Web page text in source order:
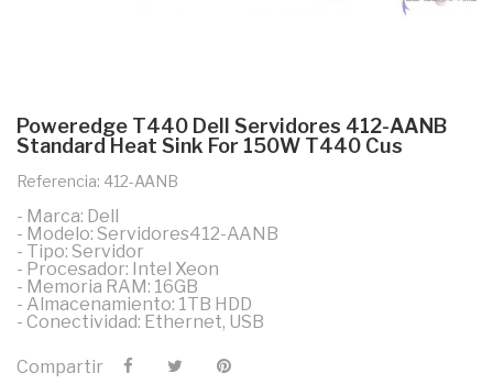
Poweredge T440 Dell Servidores 412-AANB
Standard Heat Sink For 150W T440 Cus
Referencia: 412-AANB
- Marca: Dell
- Modelo: Servidores412-AANB
- Tipo: Servidor
- Procesador: Intel Xeon
- Memoria RAM: 16GB
- Almacenamiento: 1TB HDD
- Conectividad: Ethernet, USB
Compartir